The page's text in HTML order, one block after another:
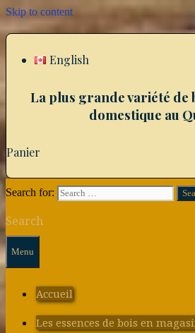
Skip to content
English
La plus grande variété de
domestique au
Panier
Search for:
Search
Menu
Accueil
Les essences de bois en